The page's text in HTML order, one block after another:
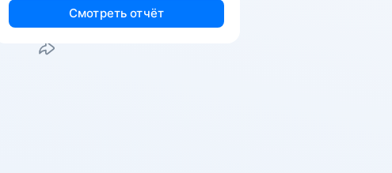
Смотреть отчёт